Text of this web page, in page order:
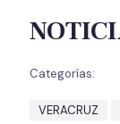
Categorías:
VERACRUZ